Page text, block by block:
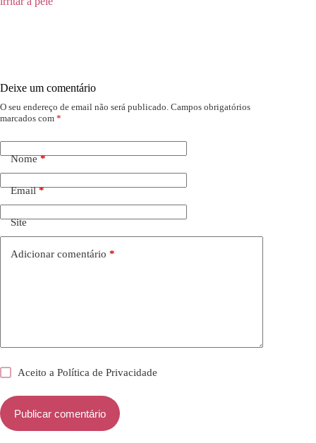
Deixe um comentário
O seu endereço de email não será publicado. Campos obrigatórios
marcados com *
Nome*
Email*
Site
Adicionar comentário *
Aceito aPolítica de Privacidade
Publicar comentário